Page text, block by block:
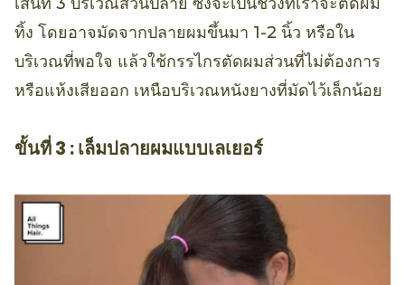
ทิ้ง โดยอาจมัดจากปลายผมขึ้นมา 1-2 นิ้ว หรือใน
บริเวณที่พอใจ แล้วใช้กรรไกรตัดผมส่วนที่ไม่ต้องการ
หรือแห้งเสียออก เหนือบริเวณหนังยางที่มัดไว้เล็กน้อย
ขั้นที่ 3 : เล็มปลายผมแบบเลเยอร์